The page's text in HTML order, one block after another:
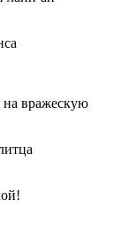
на вражескую